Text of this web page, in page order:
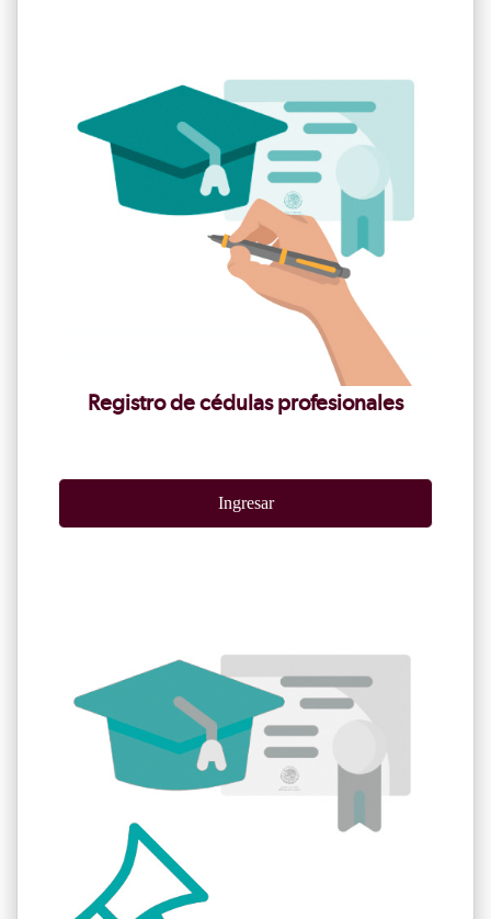
Registro de cédulas profesionales
Ingresar